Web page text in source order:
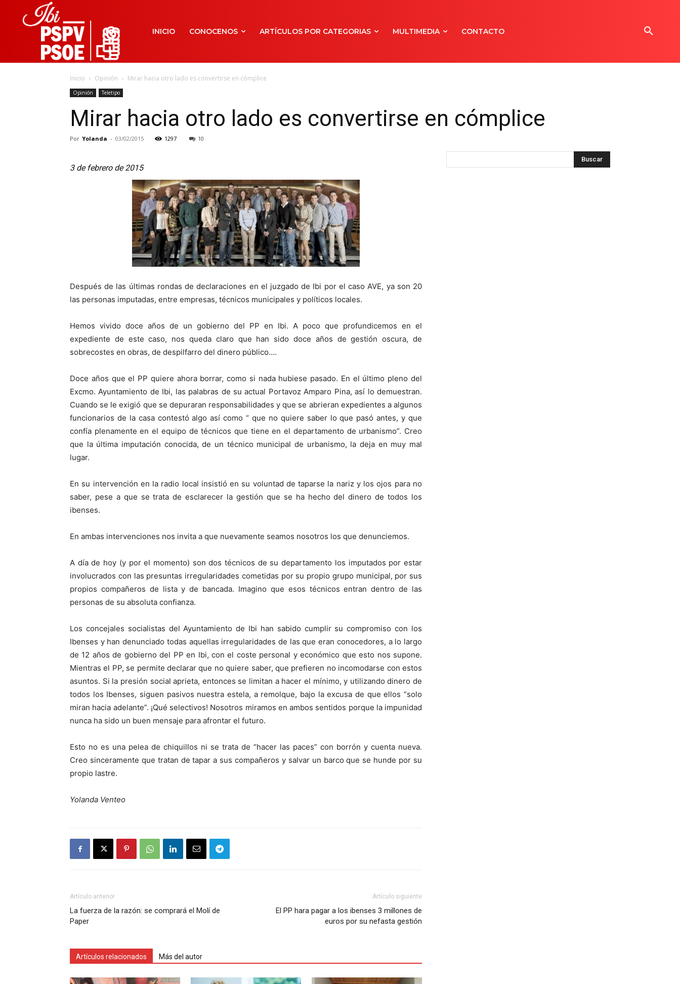
INICIO CONOCENOS ARTÍCULOS POR CATEGORIAS MULTIMEDIA CONTACTO
Inicio Opinión Mirar hacia otro lado es convertirse en cómplice
Opinión Teletipo
Mirar hacia otro lado es convertirse en cómplice
Por Yolanda - 03/02/2015 1297 10
3 de febrero de 2015
Después de las últimas rondas de declaraciones en el juzgado de Ibi por el caso AVE, ya son 20
las personas imputadas, entre empresas, técnicos municipales y políticos locales.
Hemos vivido doce años de un gobierno del PP en Ibi. A poco que profundicemos en el
expediente de este caso, nos queda claro que han sido doce años de gestión oscura, de
sobrecostes en obras, de despilfarro del dinero público….
Doce años que el PP quiere ahora borrar, como si nada hubiese pasado. En el último pleno del
Excmo. Ayuntamiento de Ibi, las palabras de su actual Portavoz Amparo Pina, así lo demuestran.
Cuando se le exigió que se depuraran responsabilidades y que se abrieran expedientes a algunos
funcionarios de la casa contestó algo así como “ que no quiere saber lo que pasó antes, y que
confía plenamente en el equipo de técnicos que tiene en el departamento de urbanismo”. Creo
que la última imputación conocida, de un técnico municipal de urbanismo, la deja en muy mal
lugar.
En su intervención en la radio local insistió en su voluntad de taparse la nariz y los ojos para no
saber, pese a que se trata de esclarecer la gestión que se ha hecho del dinero de todos los
ibenses.
En ambas intervenciones nos invita a que nuevamente seamos nosotros los que denunciemos.
A día de hoy (y por el momento) son dos técnicos de su departamento los imputados por estar
involucrados con las presuntas irregularidades cometidas por su propio grupo municipal, por sus
propios compañeros de lista y de bancada. Imagino que esos técnicos entran dentro de las
personas de su absoluta confianza.
Los concejales socialistas del Ayuntamiento de Ibi han sabido cumplir su compromiso con los
Ibenses y han denunciado todas aquellas irregularidades de las que eran conocedores, a lo largo
de 12 años de gobierno del PP en Ibi, con el coste personal y económico que esto nos supone.
Mientras el PP, se permite declarar que no quiere saber, que prefieren no incomodarse con estos
asuntos. Si la presión social aprieta, entonces se limitan a hacer el mínimo, y utilizando dinero de
todos los Ibenses, siguen pasivos nuestra estela, a remolque, bajo la excusa de que ellos “solo
miran hacia adelante”. ¡Qué selectivos! Nosotros miramos en ambos sentidos porque la impunidad
nunca ha sido un buen mensaje para afrontar el futuro.
Esto no es una pelea de chiquillos ni se trata de “hacer las paces” con borrón y cuenta nueva.
Creo sinceramente que tratan de tapar a sus compañeros y salvar un barco que se hunde por su
propio lastre.
Yolanda Venteo
Artículo anterior
La fuerza de la razón: se comprará el Molí de
Paper
Artículo siguiente
El PP hara pagar a los ibenses 3 millones de
euros por su nefasta gestión
Artículos relacionados Más del autor